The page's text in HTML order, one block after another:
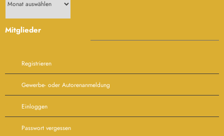
Mitglieder
Registrieren
Gewerbe- oder Autorenanmeldung
Einloggen
Passwort vergessen